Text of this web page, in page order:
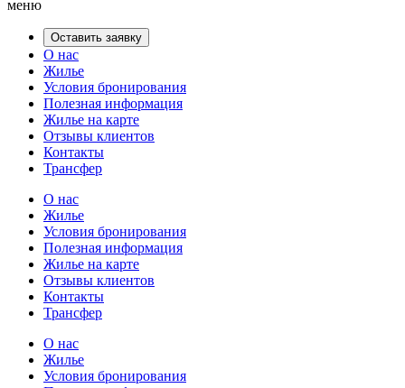
меню
Оставить заявку
О нас
Жилье
Условия бронирования
Полезная информация
Жилье на карте
Отзывы клиентов
Контакты
Трансфер
О нас
Жилье
Условия бронирования
Полезная информация
Жилье на карте
Отзывы клиентов
Контакты
Трансфер
О нас
Жилье
Условия бронирования